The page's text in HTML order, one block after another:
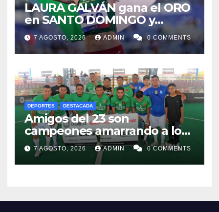
LAURA GALVÁN gana el ORO
en SANTO DOMINGO y
dedica Medalla a sus padres
fallecidos
7 AGOSTO, 2026 ADMIN 0 COMMENTS
DEPORTES DESTACADA
Amigos del 23 son
campeones amarrando a los
“Perros Bravos”
7 AGOSTO, 2026 ADMIN 0 COMMENTS